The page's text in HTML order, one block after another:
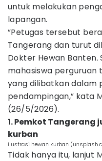
untuk melakukan
lapangan.
”Petugas tersebut
Tangerang dan turut
Dokter Hewan Banten.
mahasiswa perguruan
yang dilibatkan dalam
pendampingan,” kata
(26/5/2026).
1. Pemkot Tangerang
kurban
ilustrasi hewan kurban
Tidak hanya itu, lanjut